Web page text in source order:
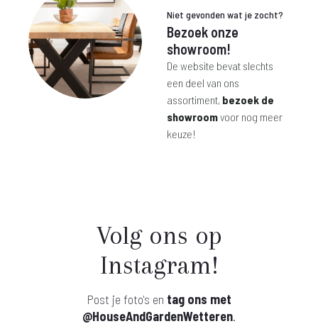
Niet gevonden wat je zocht?
Bezoek onze
showroom!
De website bevat slechts
een deel van ons
assortiment, bezoek de
showroomvoor nog meer
keuze!
Volg ons op
Instagram!
Post je foto's en tag ons met
@HouseAndGardenWetteren.